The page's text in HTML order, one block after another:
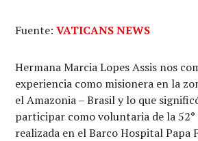
Fuente:VATICANS NEWS
Hermana Marcia Lopes Assis nos
experiencia como misionera en la
el Amazonia – Brasil y lo que
participar como voluntaria de la 52°
realizada en el Barco Hospital Papa